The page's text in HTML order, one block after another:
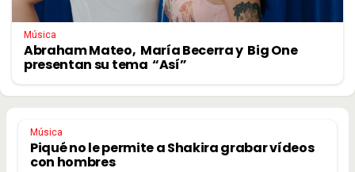
Música
Abraham Mateo, María Becerra y Big One
presentan su tema “Así”
Música
Piqué no le permite a Shakira grabar vídeos
con hombres